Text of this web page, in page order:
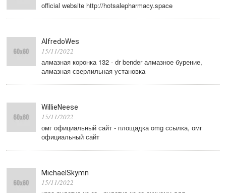
official website http://hotsalepharmacy.space
AlfredoWes
15/11/2022
алмазная коронка 132 - dr bender алмазное бурение,
алмазная сверлильная установка
WillieNeese
15/11/2022
омг официальный сайт - площадка omg ссылка, омг
официальный сайт
MichaelSkymn
15/11/2022